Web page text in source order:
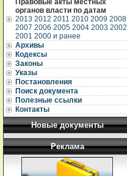
Правовые акты местных
органов власти по датам
2013 2012 2011 2010 2009 2008
2007 2006 2005 2004 2003 2002
2001 2000 и ранее
Архивы
Кодексы
Законы
Указы
Постановления
Поиск документа
Полезные ссылки
Контакты
Новые документы
Реклама